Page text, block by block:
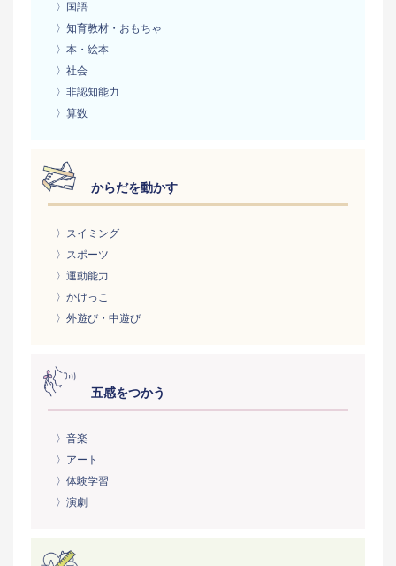
〉国語
〉知育教材・おもちゃ
〉本・絵本
〉社会
〉非認知能力
〉算数
からだを動かす
〉スイミング
〉スポーツ
〉運動能力
〉かけっこ
〉外遊び・中遊び
五感をつかう
〉音楽
〉アート
〉体験学習
〉演劇